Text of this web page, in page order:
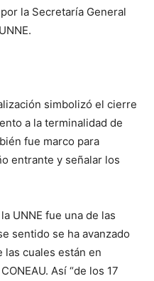
la Secretaría General
simbolizó el cierre
a la terminalidad de
fue marco para
entrante y señalar los
UNNE fue una de las
sentido se ha avanzado
las cuales están en
Así “de los 17